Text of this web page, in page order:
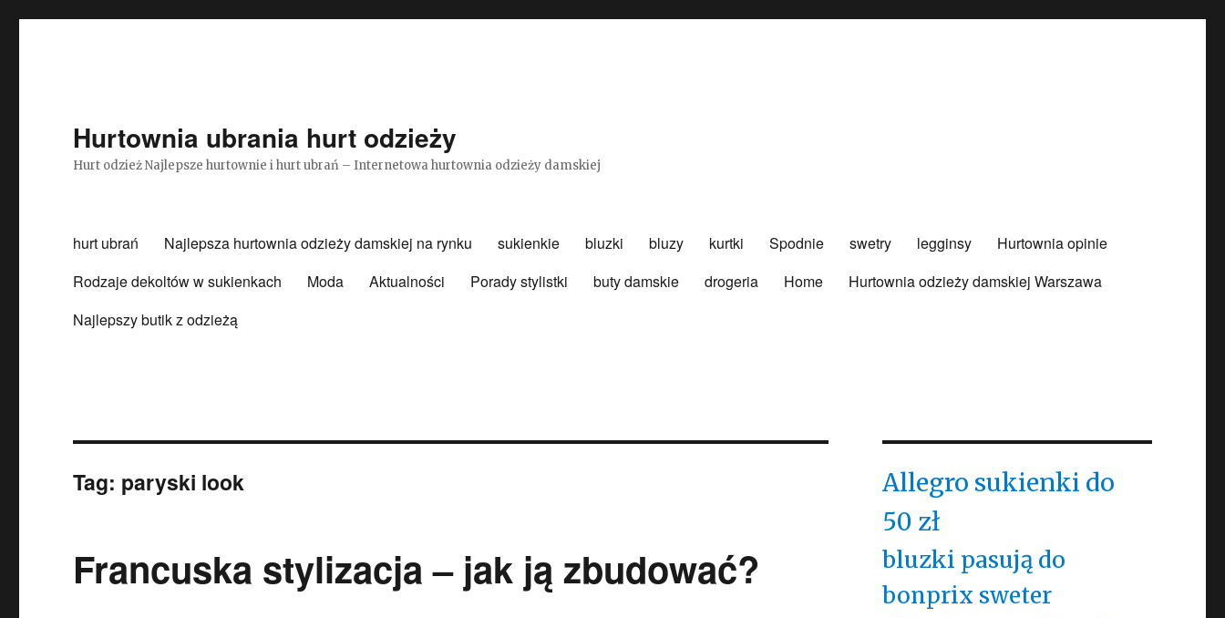
Hurtownia ubrania hurt odzieży
Hurt odzież Najlepsze hurtownie i hurt ubrań – Internetowa hurtownia odzieży damskiej
hurt ubrań Najlepsza hurtownia odzieży damskiej na rynku sukienkie bluzki bluzy kurtki Spodnie swetry legginsy
Hurtownia opinie
Rodzaje dekoltów w sukienkach
Moda Aktualności Porady stylistki buty damskie drogeria Home
Hurtownia odzieży damskiej Warszawa
Najlepszy butik z odzieżą
Tag: paryski look
Francuska stylizacja – jak ją zbudować?
Allegro sukienki do
50 zł
bluzki pasują do
bonprix sweter